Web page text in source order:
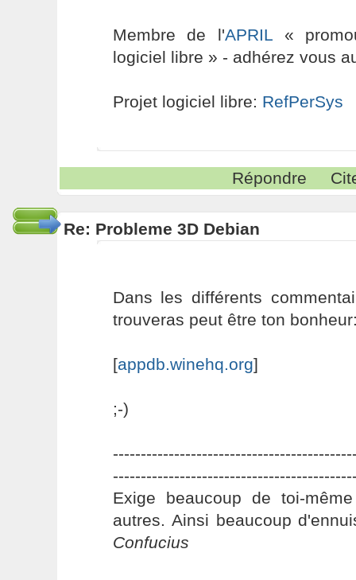
Membre de l'APRIL «
logiciel libre » - adhérez vous
Projet logiciel libre: RefPerSys
Répondre
Re: Probleme 3D Debian
Dans les différents
trouveras peut être ton
[appdb.winehq.org]
;-)
Exige beaucoup de toi-
autres. Ainsi beaucoup
Confucius